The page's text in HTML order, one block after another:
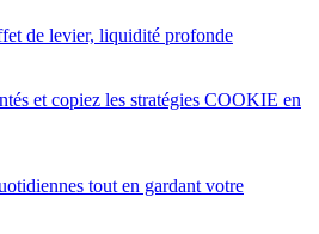
de levier, liquidité profonde
et copiez les stratégies COOKIE en
tout en gardant votre